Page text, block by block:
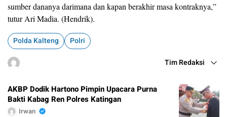
sumber dananya darimana dan kapan berakhir masa kontraknya,”
tutur Ari Madia. (Hendrik).
Polda Kalteng Polri
Tim Redaksi
AKBP Dodik Hartono Pimpin Upacara Purna
Bakti Kabag Ren Polres Katingan
Irwan